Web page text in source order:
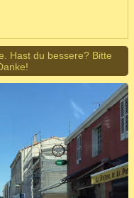
Hast du bessere? Bitte